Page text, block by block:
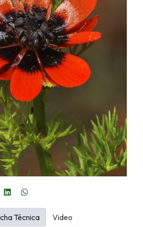
Técnica Video